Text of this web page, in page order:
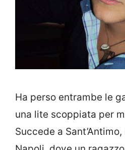
Ha perso entrambe le
una lite scoppiata per
Succede a